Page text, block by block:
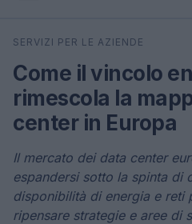
Cerca
SERVIZI PER LE AZIENDE
Come il vincolo
rimescola la
center in Europa
Il mercato dei data center
espandersi sotto la spinta di
disponibilità di energia e reti
ripensare strategie e aree di